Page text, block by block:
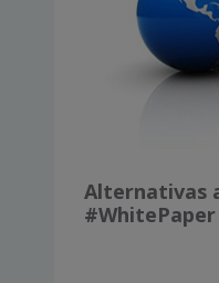
Alternativas
#WhitePaper